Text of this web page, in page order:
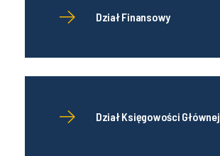
Dział Finansowy
Dział Księgowości Głównej